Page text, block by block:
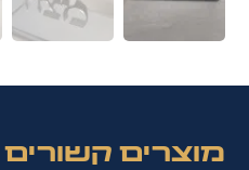
מוצרים קשורים